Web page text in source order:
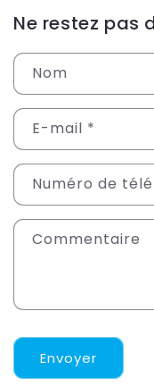
Ne restez pas
Nom
E-mail *
Numéro de
Commentaire
Envoyer